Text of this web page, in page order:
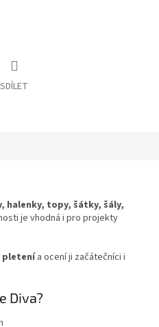
SDÍLET
halenky, topy, šátky, šály,
je vhodná i pro projekty
pletenía ocení ji začátečníci i
Diva?